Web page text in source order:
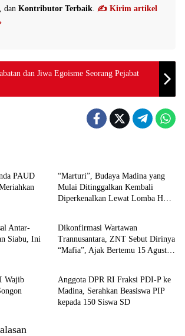
, dan Kontributor Terbaik. ✍️ Kirim artikel
dan Jiwa Egoisme Seorang Pejabat
PAUD
“Marturi”, Budaya Madina yang
Mulai Ditinggalkan Kembali
Diperkenalkan Lewat Lomba HUT
Antar-
Siabu, Ini
HOME
Dikonfirmasi Wartawan
Trannusantara, ZNT Sebut Dirinya
“Mafia”, Ajak Bertemu 15 Agustus
Wajib
HOME
Anggota DPR RI Fraksi PDI-P ke
Madina, Serahkan Beasiswa PIP
kepada 150 Siswa SD